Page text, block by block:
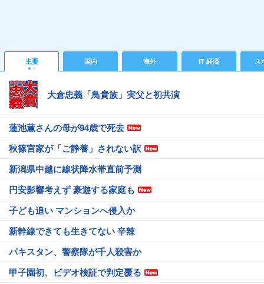
主要 国内 海外 IT 経済 ス
大倉忠義「鳥貴族」実父と初共演
蓮池薫さんの母が94歳で死去
秋篠宮家が「ご静養」されない訳
新潟県中越に線状降水帯直前予測
円安影響考えず 豪遊する家庭も
子ども追い マンションへ侵入か
新幹線できても生きてない 辛辣
パキスタン、警察隊が千人殺害か
甲子園初、ビデオ検証で判定覆る